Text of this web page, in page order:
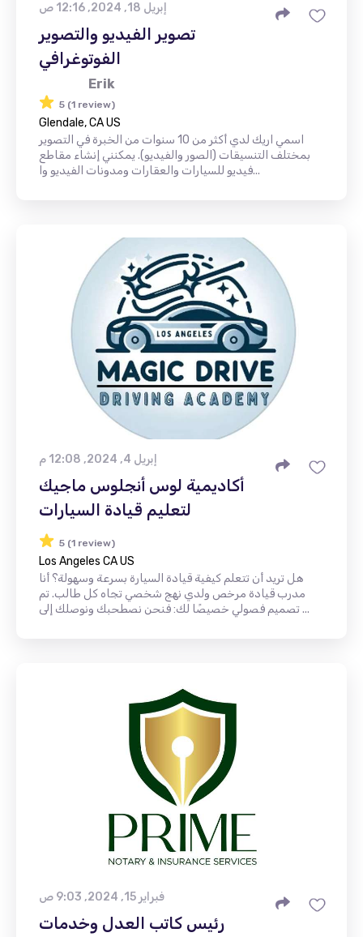
إبريل 18, 2024, 12:16 ص
تصوير الفيديو والتصوير
الفوتوغرافي
Erik
5 (1 review)
Glendale, CA US
اسمي اريك لدي أكثر من 10 سنوات من الخبرة في التصوير
بمختلف التنسيقات (الصور والفيديو). يمكنني إنشاء مقاطع
فيديو للسيارات والعقارات ومدونات الفيديو وا...
إبريل 4, 2024, 12:08 م
أكاديمية لوس أنجلوس ماجيك
لتعليم قيادة السيارات
5 (1 review)
Los Angeles CA US
هل تريد أن تتعلم كيفية قيادة السيارة بسرعة وسهولة؟ أنا
مدرب قيادة مرخص ولدي نهج شخصي تجاه كل طالب. تم
تصميم فصولي خصيصًا لك: فنحن نصطحبك ونوصلك إلى ...
فبراير 15, 2024, 9:03 ص
رئيس كاتب العدل وخدمات